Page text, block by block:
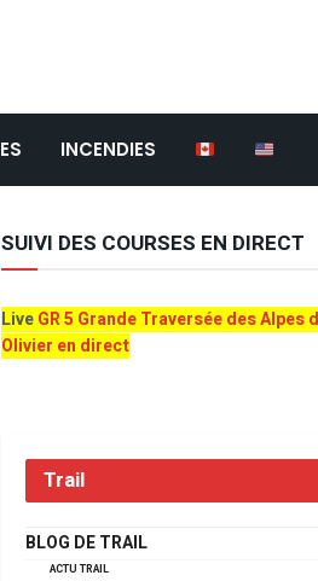
INCENDIES
SUIVI DES COURSES EN DIRECT
LiveGR 5 Grande Traversée des Alpes
Olivier en direct
Trail
BLOG DE TRAIL
ACTU TRAIL